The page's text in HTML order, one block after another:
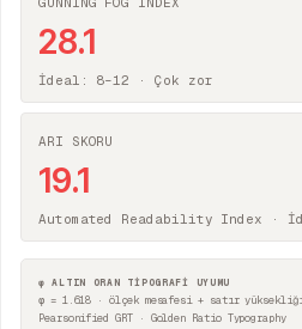
28.1
İdeal: 8–12 · Çok zor
ARI SKORU
19.1
Automated Readability Index ·
φ ALTIN ORAN TİPOGRAFİ UYUMU
φ = 1.618 · ölçek mesafesi + satır
Pearsonified GRT · Golden Ratio Typography